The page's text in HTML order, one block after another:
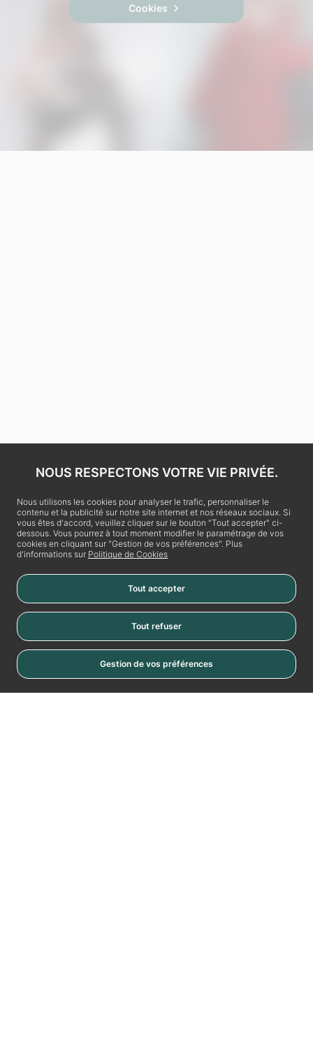
Cookies
NOUS RESPECTONS VOTRE VIE PRIVÉE.
Nous utilisons les cookies pour analyser le trafic, personnaliser le
contenu et la publicité sur notre site internet et nos réseaux sociaux. Si
vous êtes d'accord, veuillez cliquer sur le bouton "Tout accepter" ci-
dessous. Vous pourrez à tout moment modifier le paramétrage de vos
cookies en cliquant sur "Gestion de vos préférences". Plus
d'informations sur Politique de Cookies
Tout accepter
Tout refuser
Gestion de vos préférences